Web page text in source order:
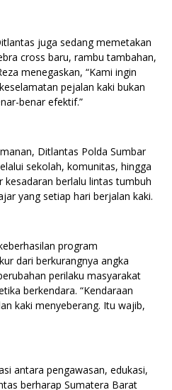
juga sedang memetakan
cross baru, rambu tambahan,
menegaskan, “Kami ingin
pejalan kaki bukan
benar efektif.”
Ditlantas Polda Sumbar
sekolah, komunitas, hingga
kesadaran berlalu lintas tumbuh
yang setiap hari berjalan kaki.
program
dari berkurangnya angka
perilaku masyarakat
berkendara. “Kendaraan
kaki menyeberang. Itu wajib,
antara pengawasan, edukasi,
berharap Sumatera Barat